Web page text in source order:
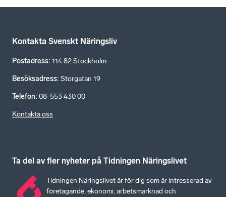
Kontakta Svenskt Näringsliv
Postadress: 114 82 Stockholm
Besöksadress: Storgatan 19
Telefon: 08-553 430 00
Kontakta oss
Ta del av fler nyheter på Tidningen Näringslivet
Tidningen Näringslivet är för dig som är intresserad av
företagande, ekonomi, arbetsmarknad och